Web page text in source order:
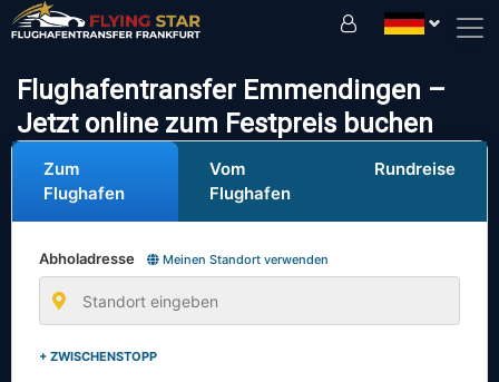
Flughafentransfer Emmendingen –
Jetzt online zum Festpreis buchen
Zum
Flughafen
Vom
Flughafen
Rundreise
Abholadresse Meinen Standort verwenden
+ ZWISCHENSTOPP